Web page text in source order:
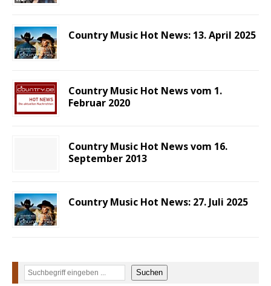
Country Music Hot News: 13. April 2025
Country Music Hot News vom 1.
Februar 2020
Country Music Hot News vom 16.
September 2013
Country Music Hot News: 27. Juli 2025
Suchen Suchen